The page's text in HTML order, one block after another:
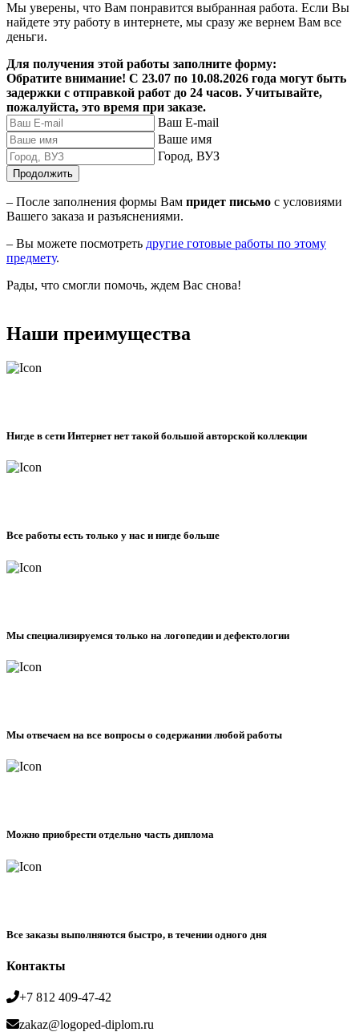
Мы уверены, что Вам понравится выбранная работа. Если Вы
найдете эту работу в интернете, мы сразу же вернем Вам все
деньги.
Для получения этой работы заполните форму:
Обратите внимание! С 23.07 по 10.08.2026 года могут быть
задержки с отправкой работ до 24 часов. Учитывайте,
пожалуйста, это время при заказе.
Ваш E-mail
Ваше имя
Город, ВУЗ
Продолжить
– После заполнения формы Вам придет письмо с условиями
Вашего заказа и разъяснениями.
– Вы можете посмотреть другие готовые работы по этому
предмету.
Рады, что смогли помочь, ждем Вас снова!
Наши преимущества
Нигде в сети Интернет нет такой большой авторской коллекции
Все работы есть только у нас и нигде больше
Мы специализируемся только на логопедии и дефектологии
Мы отвечаем на все вопросы о содержании любой работы
Можно приобрести отдельно часть диплома
Все заказы выполняются быстро, в течении одного дня
Контакты
+7 812 409-47-42
zakaz@logoped-diplom.ru